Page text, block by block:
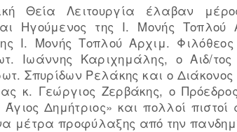
Θεία Λειτουργία έλαβαν
Ηγούμενος της Ι. Μονής Τοπλού
Ι. Μονής Τοπλού Αρχιμ.
Ιωάννης Καριχημάλης, ο Αιδ/τος
Σπυρίδων Ρελάκης και o
κ. Γεώργιος Ζερβάκης, ο
Δημήτριος» και πολλοί
μέτρα προφύλαξης από την